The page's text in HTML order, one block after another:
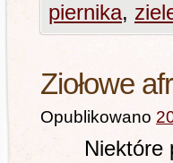
piernika,
Ziołowe
Opublikowano
Niektóre